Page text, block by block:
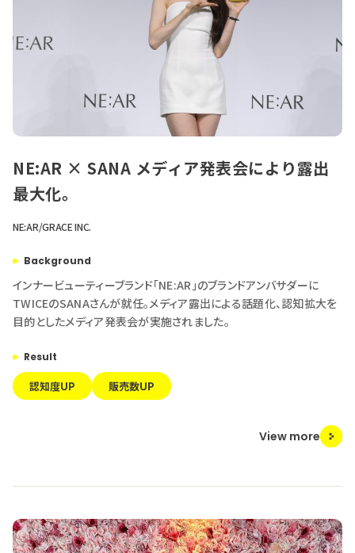
NE:AR × SANA メディア発表会により露出
最大化。
NE:AR/GRACE INC.
Background
インナービューティーブランド「NE:AR」のブランドアンバサダーに
TWICEのSANAさんが就任。メディア露出による話題化、認知拡大を
目的としたメディア発表会が実施されました。
Result
認知度UP 販売数UP
View more